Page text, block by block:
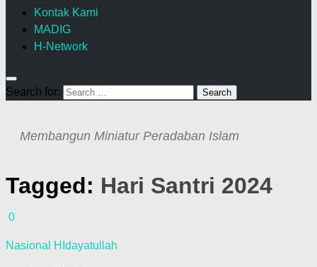
Kontak Kami
MADIG
H-Network
Search for:
Membangun Miniatur Peradaban Islam
Tagged: Hari Santri 2024
0
Nasional HIdayatullah